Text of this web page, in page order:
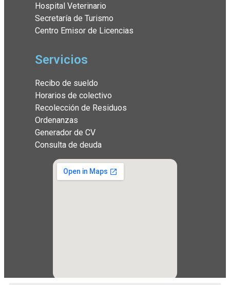
Hospital Veterinario
Secretaría de Turismo
Centro Emisor de Licencias
Servicios
Recibo de sueldo
Horarios de colectivo
Recolección de Residuos
Ordenanzas
Generador de CV
Consulta de deuda